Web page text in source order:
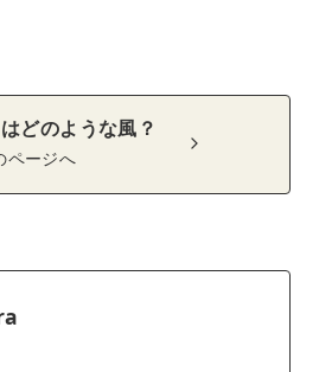
どのような風？
ページへ